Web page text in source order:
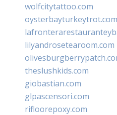
wolfcitytattoo.com
oysterbayturkeytrot.com
lilyandrosetearoom.com
theslushkids.com
giobastian.com
glpascensori.com
rifloorepoxy.com